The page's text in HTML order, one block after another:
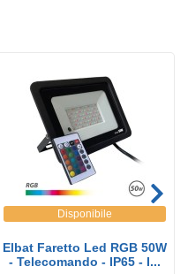
Disponibile
Elbat Faretto Led RGB 50W
- Telecomando - IP65 - I...